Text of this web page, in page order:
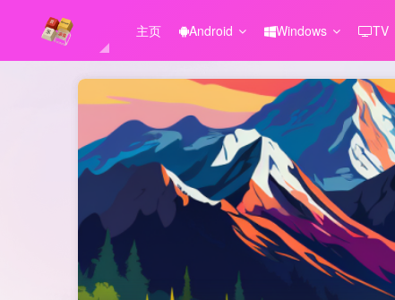
主页 Android Windows TV